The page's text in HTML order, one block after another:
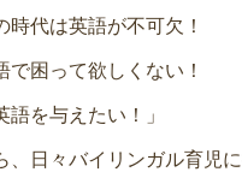
時代は英語が不可欠！
で困って欲しくない！
語を与えたい！」
、日々バイリンガル育児に